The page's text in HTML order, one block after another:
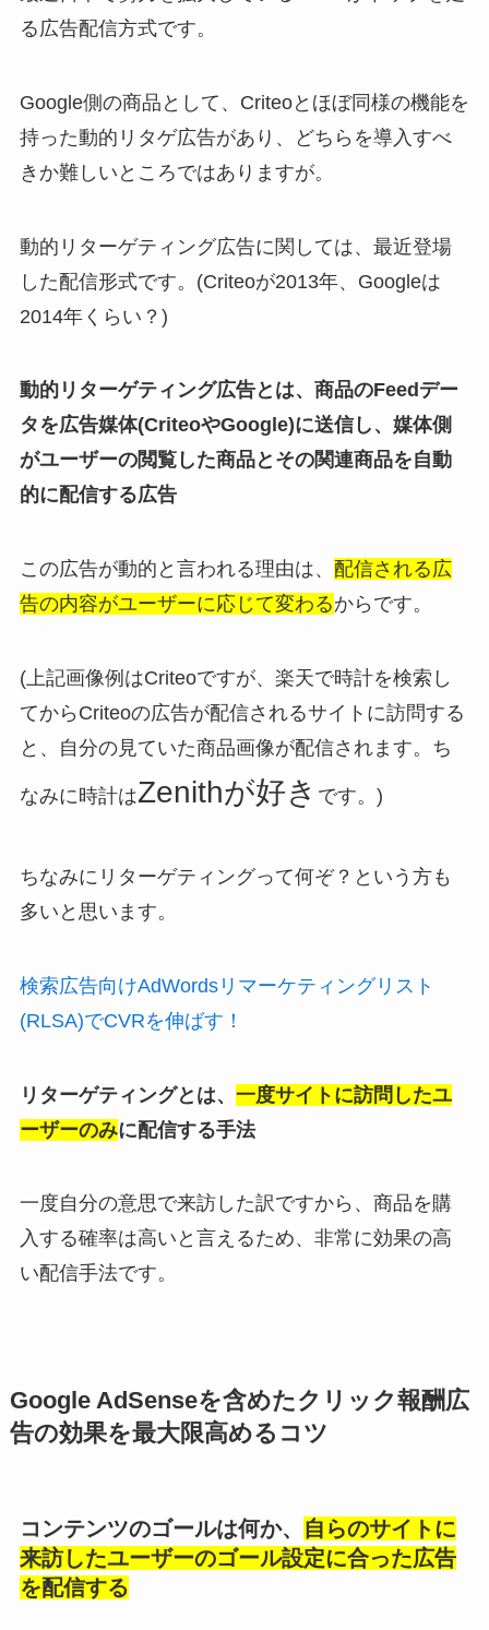
る広告配信方式です。
Google側の商品として、Criteoとほぼ同様の機能を
持った動的リタゲ広告があり、どちらを導入すべ
きか難しいところではありますが。
動的リターゲティング広告に関しては、最近登場
した配信形式です。(Criteoが2013年、Googleは
2014年くらい？)
動的リターゲティング広告とは、商品のFeedデー
タを広告媒体(CriteoやGoogle)に送信し、媒体側
がユーザーの閲覧した商品とその関連商品を自動
的に配信する広告
この広告が動的と言われる理由は、 配信される広
告の内容がユーザーに応じて変わるからです。
(上記画像例はCriteoですが、楽天で時計を検索し
てからCriteoの広告が配信されるサイトに訪問する
と、自分の見ていた商品画像が配信されます。ち
なみに時計はZenithが好き です。)
ちなみにリターゲティングって何ぞ？という方も
多いと思います。
検索広告向けAdWordsリマーケティングリスト
(RLSA)でCVRを伸ばす！
リターゲティングとは、 一度サイトに訪問したユ
ーザーのみに配信する手法
一度自分の意思で来訪した訳ですから、商品を購
入する確率は高いと言えるため、非常に効果の高
い配信手法です。
Google AdSenseを含めたクリック報酬広
告の効果を最大限高めるコツ
コンテンツのゴールは何か、 自らのサイトに
来訪したユーザーのゴール設定に合った広告
を配信する